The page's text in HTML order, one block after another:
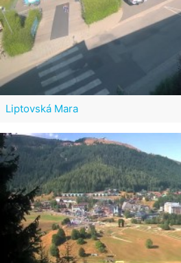
Liptovská Mara